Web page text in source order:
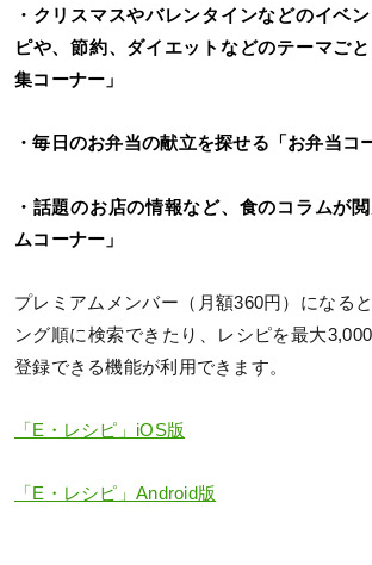
・クリスマスやバレンタインなどのイベ
ピや、節約、ダイエットなどのテーマご
集コーナー」
・毎日のお弁当の献立を探せる「お弁当コ
・話題のお店の情報など、食のコラムが
ムコーナー」
プレミアムメンバー（月額360円）になる
ング順に検索できたり、レシピを最大
登録できる機能が利用できます。
「E・レシピ」iOS版
「E・レシピ」Android版